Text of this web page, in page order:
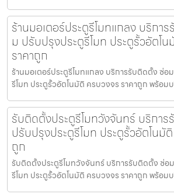
ร้านมอเตอร์ประตูรีโมทแกลง บริกา
ม ปรับปรุงประตูรีโมท ประตูรั้วอัตโ
ราคาถูก
ร้านมอเตอร์ประตูรีโมทแกลง บริการรับติดตั้ง ซ่อ
รีโมท ประตูรั้วอัตโนมัติ ครบวงจร ราคาถูก พร้อม
รับติดตั้งประตูรีโมทวังจันทร์ บริกา
ปรับปรุงประตูรีโมท ประตูรั้วอัตโนมั
ถูก
รับติดตั้งประตูรีโมทวังจันทร์ บริการรับติดตั้ง ซ่อ
รีโมท ประตูรั้วอัตโนมัติ ครบวงจร ราคาถูก พร้อม